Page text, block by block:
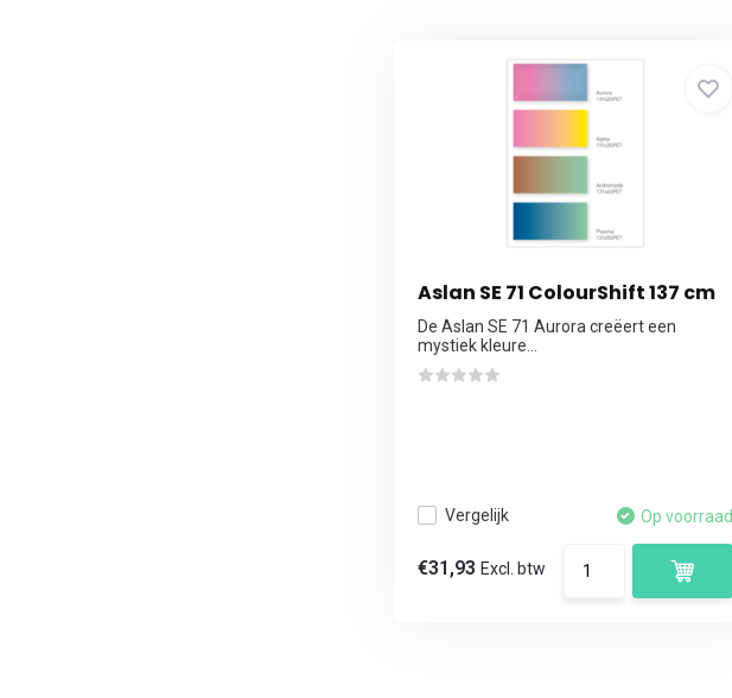
Aslan SE 71 ColourShift 137 cm
De Aslan SE 71 Aurora creëert een
mystiek kleure...
Vergelijk Op voorraad
€31,93 Excl. btw